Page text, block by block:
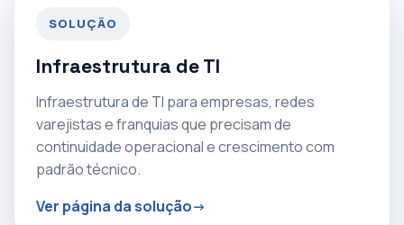
SOLUÇÃO
Infraestrutura de TI
Infraestrutura de TI para empresas, redes
varejistas e franquias que precisam de
continuidade operacional e crescimento com
padrão técnico.
Ver página da solução